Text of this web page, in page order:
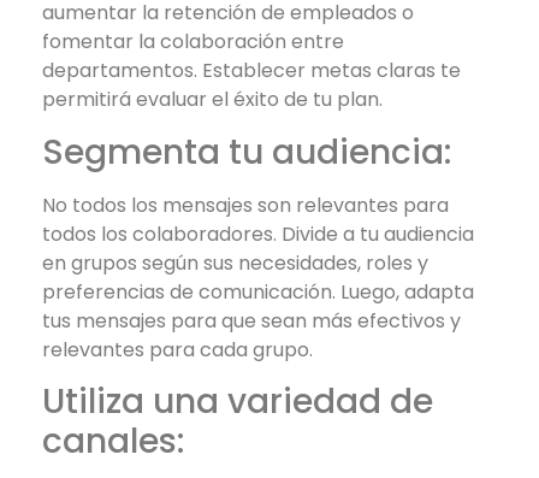
aumentar la retención de empleados o
fomentar la colaboración entre
departamentos. Establecer metas claras te
permitirá evaluar el éxito de tu plan.
Segmenta tu audiencia:
No todos los mensajes son relevantes para
todos los colaboradores. Divide a tu audiencia
en grupos según sus necesidades, roles y
preferencias de comunicación. Luego, adapta
tus mensajes para que sean más efectivos y
relevantes para cada grupo.
Utiliza una variedad de
canales: